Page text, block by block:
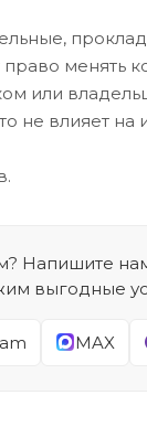
менять
или
не влияет
Напишите
выгодные
MAX